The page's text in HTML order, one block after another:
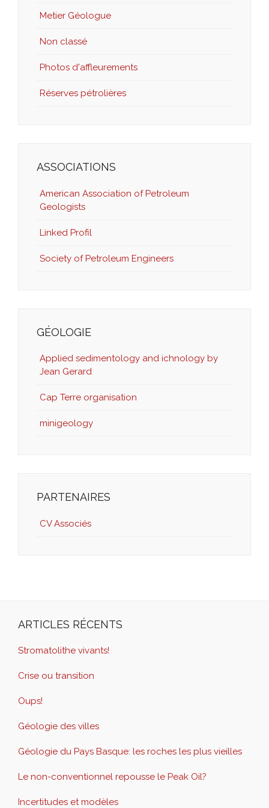
Metier Géologue
Non classé
Photos d'affleurements
Réserves pétrolières
ASSOCIATIONS
American Association of Petroleum
Geologists
Linked Profil
Society of Petroleum Engineers
GÉOLOGIE
Applied sedimentology and ichnology by
Jean Gerard
Cap Terre organisation
minigeology
PARTENAIRES
CV Associés
ARTICLES RÉCENTS
Stromatolithe vivants!
Crise ou transition
Oups!
Géologie des villes
Géologie du Pays Basque: les roches les plus vieilles
Le non-conventionnel repousse le Peak Oil?
Incertitudes et modèles